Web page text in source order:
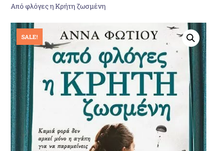
Από φλόγες η Κρήτη ζωσμένη
SALE!